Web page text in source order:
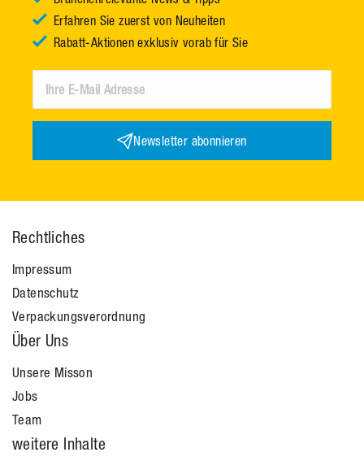
Erfahren Sie zuerst von Neuheiten
Rabatt-Aktionen exklusiv vorab für Sie
Newsletter abonnieren
Rechtliches
Impressum
Datenschutz
Verpackungsverordnung
Über Uns
Unsere Misson
Jobs
Team
weitere Inhalte